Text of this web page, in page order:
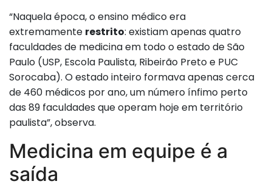
“Naquela época, o ensino médico era
extremamente restrito: existiam apenas quatro
faculdades de medicina em todo o estado de São
Paulo (USP, Escola Paulista, Ribeirão Preto e PUC
Sorocaba). O estado inteiro formava apenas cerca
de 460 médicos por ano, um número ínfimo perto
das 89 faculdades que operam hoje em território
paulista”, observa.
Medicina em equipe é a
saída